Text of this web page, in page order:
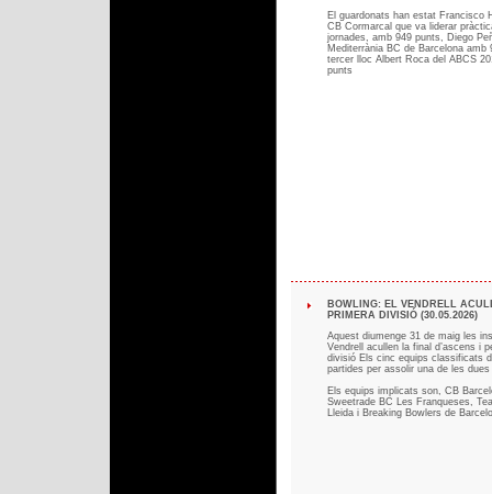
El guardonats han estat Francisco
CB Cormarcal que va liderar
jornades, amb 949 punts, Diego
Mediterrània BC de Barcelona amb
tercer lloc Albert Roca del ABCS
punts
BOWLING: EL VENDRELL
PRIMERA DIVISIÓ (30.05.2026)
Aquest diumenge 31 de maig les
Vendrell acullen la final d’ascens i
divisió Els cinc equips classificats
partides per assolir una de les
Els equips implicats son, CB
Sweetrade BC Les Franqueses,
Lleida i Breaking Bowlers de